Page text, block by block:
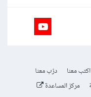
اكتب معنا
درّب معنا
مركز المساعدة